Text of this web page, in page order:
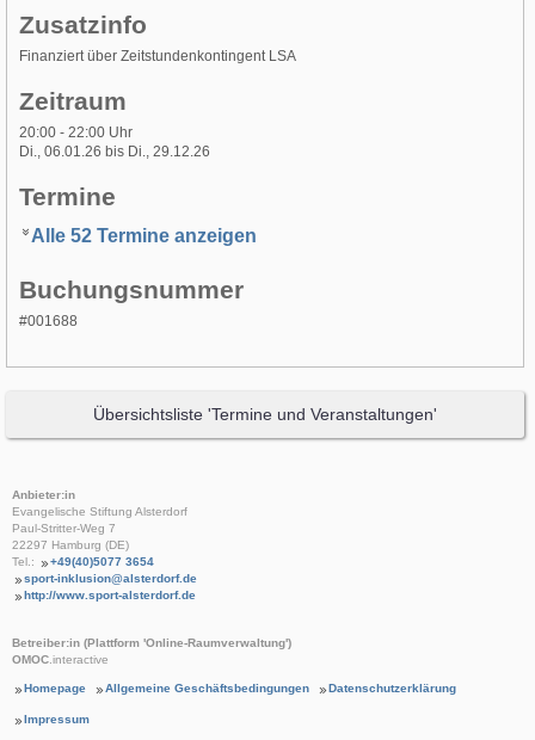
Zusatzinfo
Finanziert über Zeitstundenkontingent LSA
Zeitraum
20:00 - 22:00 Uhr
Di., 06.01.26 bis Di., 29.12.26
Termine
Alle 52 Termine anzeigen
Buchungsnummer
#001688
Übersichtsliste 'Termine und Veranstaltungen'
Anbieter:in
Evangelische Stiftung Alsterdorf
Paul-Stritter-Weg 7
22297 Hamburg (DE)
Tel.:
+49(40)5077 3654
sport-inklusion@alsterdorf.de
http://www.sport-alsterdorf.de
Betreiber:in (Plattform 'Online-Raumverwaltung')
OMOC.interactive
Homepage Allgemeine Geschäftsbedingungen Datenschutzerklärung
Impressum